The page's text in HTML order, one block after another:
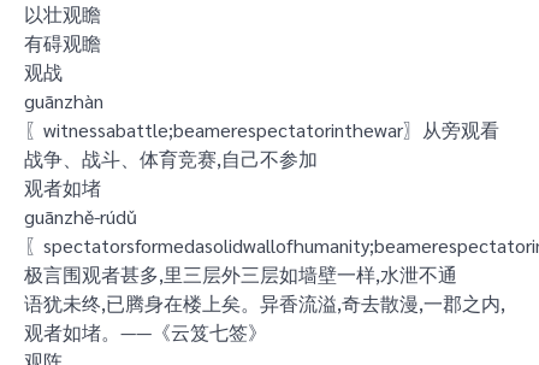
以壮观瞻
有碍观瞻
观战
guānzhàn
〖witnessabattle;beamerespectatorinthewar〗从旁观看
战争、战斗、体育竞赛,自己不参加
观者如堵
guānzhě-rúdǔ
〖
极言围观者甚多,里三层外三层如墙壁一样,水泄不通
语犹未终,已腾身在楼上矣。异香流溢,奇去散漫,一郡之内,
观者如堵。——《云笈七签》